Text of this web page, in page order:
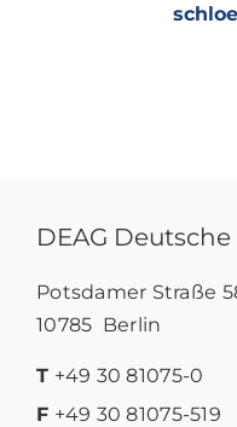
DEAG
Potsdamer Straße
10785 Berlin
T +49 30 81075-0
F +49 30 81075-519